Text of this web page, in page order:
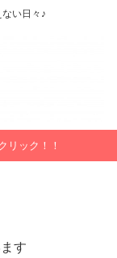
い日々♪
リック！！
す